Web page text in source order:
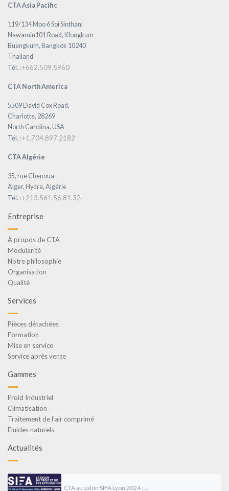
CTA Asia Pacific
119/134 Moo 6 Soi Sinthani
Nawamin101 Road, Klongkum
Buengkum, Bangkok 10240
Thaïland
Tél. :+662.509.5960
CTA North America
5509 David Cox Road,
Charlotte, 28269
North Carolina, USA
Tél. :+1.704.897.2182
CTA Algérie
35, rue Chenoua
Alger, Hydra, Algérie
Tél. :+213.561.56.81.32
Entreprise
À propos de CTA
Modularité
Notre philosophie
Organisation
Qualité
Services
Pièces détachées
Formation
Mise en service
Service après vente
Gammes
Froid Industriel
Climatisation
Traitement de l’air comprimé
Fluides naturels
Actualités
CTA au salon SIFA Lyon 2024 : ...